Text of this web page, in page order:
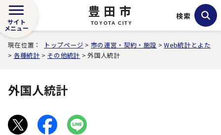
豊田市
TOYOTA CITY
サイト
メニュー
検索
現在位置： トップページ >市の運営・契約・施設 >Web統計とよた
> 各種統計 > その他統計 > 外国人統計
外国人統計